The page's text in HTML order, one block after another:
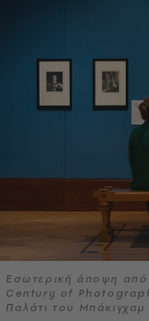
Εσωτερική άποψη
Century of
Παλάτι του Μπάκιγχαμ